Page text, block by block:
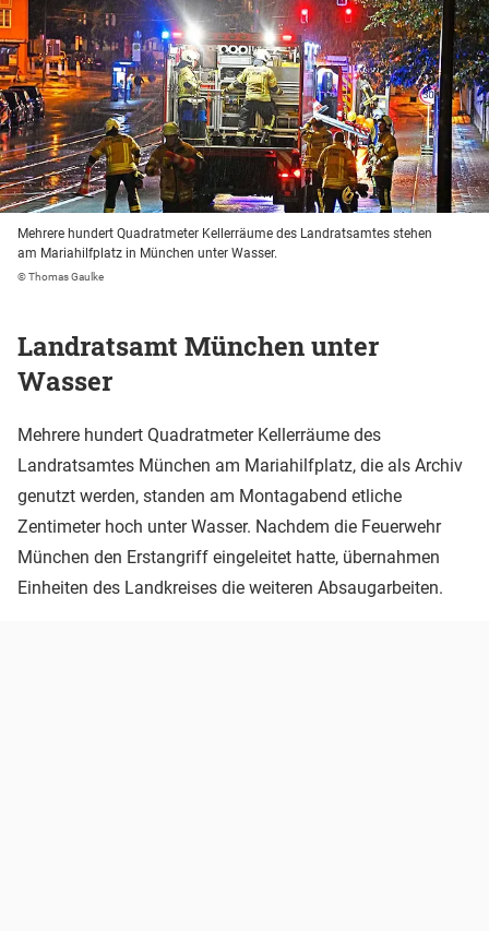
Mehrere hundert Quadratmeter Kellerräume des Landratsamtes stehen
am Mariahilfplatz in München unter Wasser.
© Thomas Gaulke
Landratsamt München unter
Wasser
Mehrere hundert Quadratmeter Kellerräume des
Landratsamtes München am Mariahilfplatz, die als Archiv
genutzt werden, standen am Montagabend etliche
Zentimeter hoch unter Wasser. Nachdem die Feuerwehr
München den Erstangriff eingeleitet hatte, übernahmen
Einheiten des Landkreises die weiteren Absaugarbeiten.